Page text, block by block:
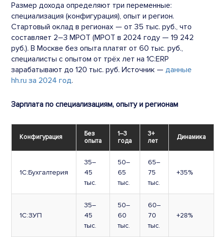
Размер дохода определяют три переменные:
специализация (конфигурация), опыт и регион.
Стартовый оклад в регионах — от 35 тыс. руб., что
составляет 2–3 МРОТ (МРОТ в 2024 году — 19 242
руб.). В Москве без опыта платят от 60 тыс. руб.,
специалисты с опытом от трёх лет на 1С:ERP
зарабатывают до 120 тыс. руб. Источник — данные
hh.ru за 2024 год.
Зарплата по специализациям, опыту и регионам
Конфигурация
Без
опыта
1–3
года
3+
лет
Динамика
1С:Бухгалтерия
35–
45
тыс.
50–
65
тыс.
65–
75
тыс.
+35%
1С:ЗУП
35–
45
тыс.
50–
60
тыс.
60–
70
тыс.
+28%